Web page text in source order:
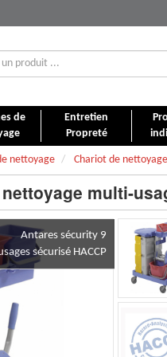
de
Entretien
Propreté
nettoyage Chariot de
multi-
Antares sécurity 9
sécurisé HACCP
de sécurité
fabriqué en
aux endroits qui doivent être